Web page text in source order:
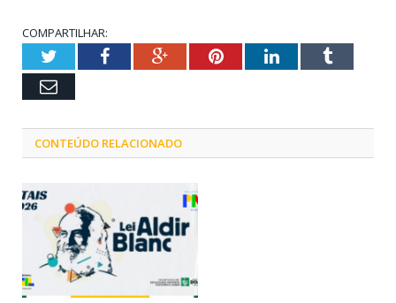
COMPARTILHAR:
TwitterFacebookGoogle+PinterestLinkedInTumblr
Email
CONTEÚDO RELACIONADO